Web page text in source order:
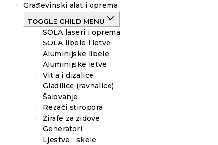
Građevinski alat i oprema
TOGGLE CHILD MENU
SOLA laseri i oprema
SOLA libele i letve
Aluminijske libele
Aluminijske letve
Vitla i dizalice
Gladilice (ravnalice)
Šalovanje
Rezači stiropora
Žirafe za zidove
Generatori
Ljestve i skele